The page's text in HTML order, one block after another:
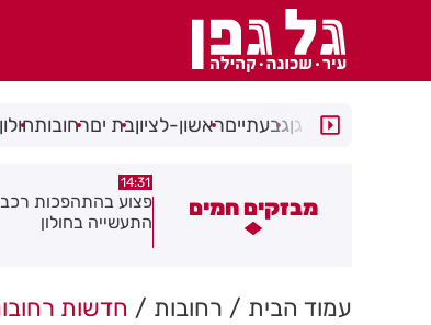
רמת גןגבעתייםראשון-לציוןבת יםרחובותחולון
מבזקים חמים
פצוע בהתהפכות רכב בכניסה לאזור
14:15
תיסלם ואתניקס
באוויר
עמוד הבית רחובות חדשות